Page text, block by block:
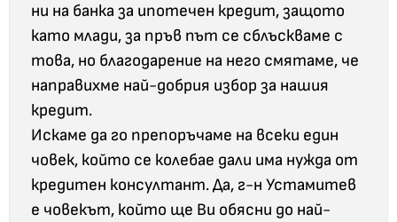
ни на банка за ипотечен кредит, защото
като млади, за пръв път се сблъскваме с
това, но благодарение на него смятаме, че
направихме най-добрия избор за нашия
кредит.
Искаме да го препоръчаме на всеки един
човек, който се колебае дали има нужда от
кредитен консултант. Да, г-н Устамитев
е човекът, който ще Ви обясни до най-